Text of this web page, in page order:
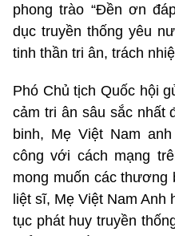
phong trào “Đền ơn
dục truyền thống yêu
tinh thần tri ân, trách
Phó Chủ tịch Quốc hội
cảm tri ân sâu sắc nhất
binh, Mẹ Việt Nam
công với cách mạng
mong muốn các thương
liệt sĩ, Mẹ Việt Nam Anh
tục phát huy truyền